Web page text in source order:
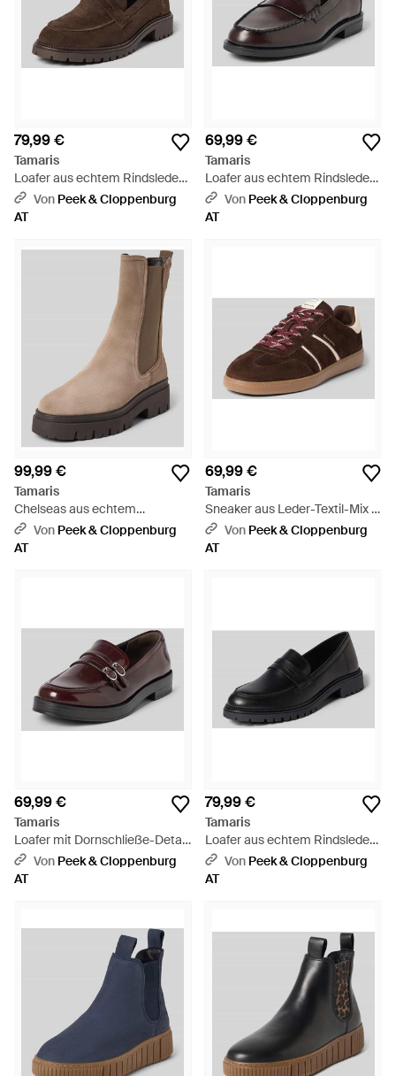
79,99 €
Tamaris
Loafer aus echtem Rindsleder -
Braun
Von Peek & Cloppenburg
AT
69,99 €
Tamaris
Loafer aus echtem Rindsleder -
Braun
Von Peek & Cloppenburg
AT
99,99 €
Tamaris
Chelseas aus echtem
Rindsleder - Grau
Von Peek & Cloppenburg
AT
69,99 €
Tamaris
Sneaker aus Leder-Textil-Mix -
Braun
Von Peek & Cloppenburg
AT
69,99 €
Tamaris
Loafer mit Dornschließe-Detail
- Braun
Von Peek & Cloppenburg
AT
79,99 €
Tamaris
Loafer aus echtem Rindsleder -
Schwarz
Von Peek & Cloppenburg
AT